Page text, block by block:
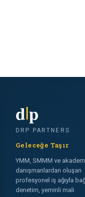
dp
DRP PARTNERS
Geleceğe Taşır
YMM, SMMM ve
danışmanlardan oluşan
profesyonel iş ağıyla
denetim, yeminli mali